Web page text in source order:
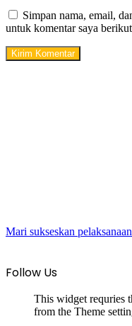
Simpan nama, email,
untuk komentar saya
Mari sukseskan
Follow Us
This widget requries
from the Theme